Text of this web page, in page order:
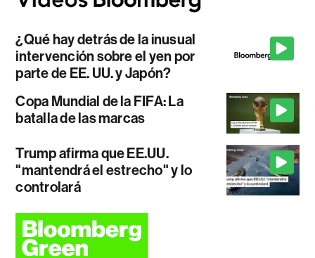
¿Qué hay detrás de la inusual
intervención sobre el yen por
parte de EE. UU. y Japón?
Copa Mundial de la FIFA: La
batalla de las marcas
Trump afirma que EE.UU.
"mantendrá el estrecho" y lo
controlará